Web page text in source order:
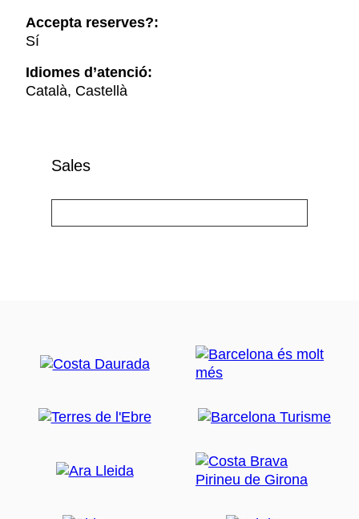
Accepta reserves?:
Sí
Idiomes d’atenció:
Català, Castellà
Sales